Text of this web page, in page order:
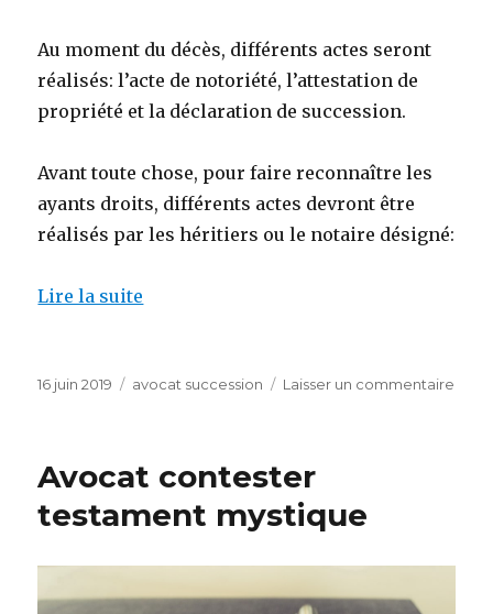
Au moment du décès, différents actes seront
réalisés: l’acte de notoriété, l’attestation de
propriété et la déclaration de succession.
Avant toute chose, pour faire reconnaître les
ayants droits, différents actes devront être
réalisés par les héritiers ou le notaire désigné:
Lire la suite
Publié
16 juin 2019 Catégories
avocat succession Laisser un commentaire
Avocat contester
testament mystique